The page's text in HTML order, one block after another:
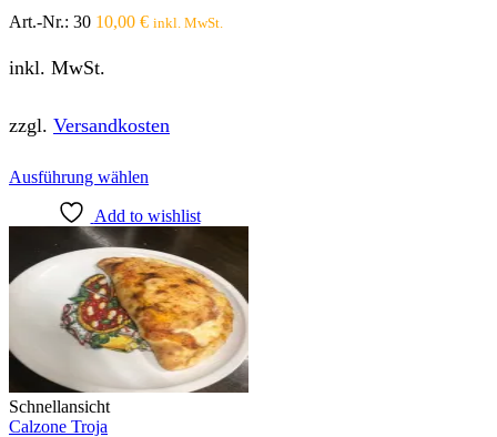
Art.-Nr.: 30 10,00 € inkl. MwSt.
inkl. MwSt.
zzgl. Versandkosten
Ausführung wählen
weist
mehrere
Varianten
auf.
Die
Optionen
können
auf
der
Produktseite
Add to wishlist
Schnellansicht
Calzone Troja